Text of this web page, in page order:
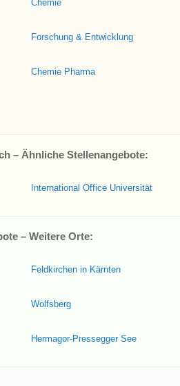
Chemie
Forschung & Entwicklung
Chemie Pharma
– Ähnliche Stellenangebote:
International Office Universität
– Weitere Orte:
Feldkirchen in Kärnten
Wolfsberg
Hermagor-Pressegger See